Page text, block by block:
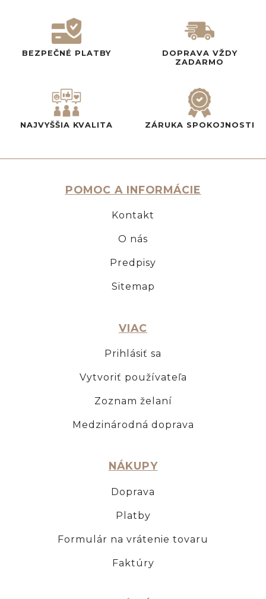
BEZPEČNÉ PLATBY
DOPRAVA VŽDY
ZADARMO
NAJVYŠŠIA KVALITA ZÁRUKA SPOKOJNOSTI
POMOC A INFORMÁCIE
Kontakt
O nás
Predpisy
Sitemap
VIAC
Prihlásiť sa
Vytvoriť používateľa
Zoznam želaní
Medzinárodná doprava
NÁKUPY
Doprava
Platby
Formulár na vrátenie tovaru
Faktúry